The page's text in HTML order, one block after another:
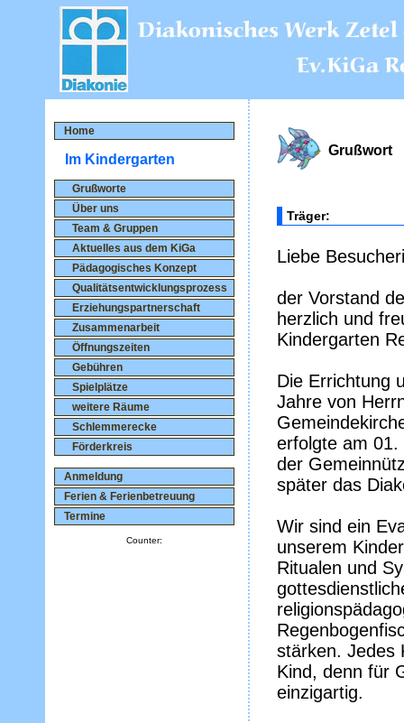
Home
Im Kindergarten
Grußworte
Über uns
Team & Gruppen
Aktuelles aus dem KiGa
Pädagogisches Konzept
Qualitätsentwicklungsprozess
Erziehungspartnerschaft
Zusammenarbeit
Öffnungszeiten
Gebühren
Spielplätze
weitere Räume
Schlemmerecke
Förderkreis
Anmeldung
Ferien & Ferienbetreuung
Termine
Counter:
Grußwort
Träger:
Liebe
der Vorstand
herzlich und
Kindergarten
Die Errichtung
Jahre von
erfolgte am 01.
der
später das
Wir sind ein
unserem
Ritualen und
stärken. Jedes
Kind, denn für
einzigartig.